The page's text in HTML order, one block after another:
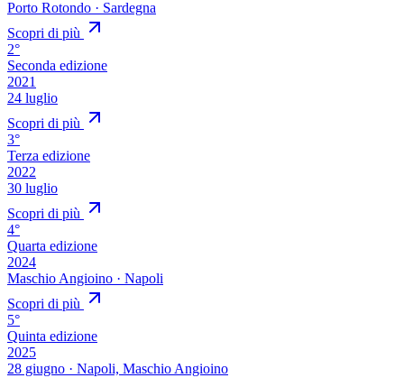
Porto Rotondo · Sardegna
Scopri di più
2°
Seconda edizione
2021
24 luglio
Scopri di più
3°
Terza edizione
2022
30 luglio
Scopri di più
4°
Quarta edizione
2024
Maschio Angioino · Napoli
Scopri di più
5°
Quinta edizione
2025
28 giugno · Napoli, Maschio Angioino